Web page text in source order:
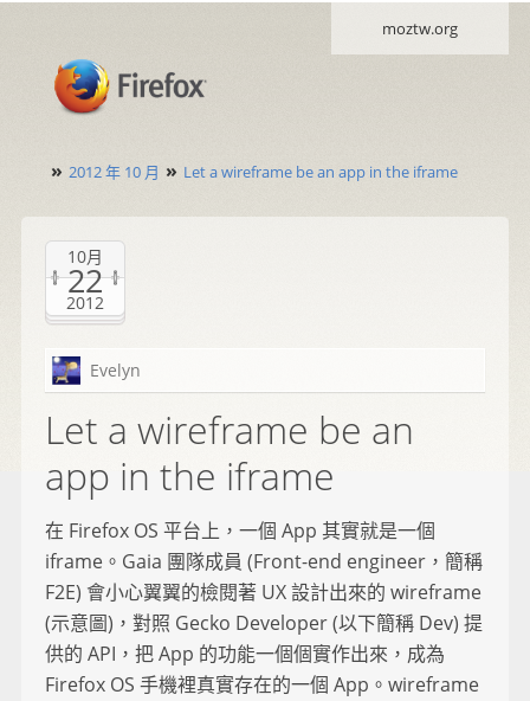
moztw.org
» 2012 年 10 月 » Let a wireframe be an app in the iframe
10月
22
2012
Evelyn
Let a wireframe be an
app in the iframe
在 Firefox OS 平台上，一個 App 其實就是一個
iframe。Gaia 團隊成員 (Front-end engineer，簡稱
F2E) 會小心翼翼的檢閱著 UX 設計出來的 wireframe
(示意圖)，對照 Gecko Developer (以下簡稱 Dev) 提
供的 API，把 App 的功能一個個實作出來，成為
Firefox OS 手機裡真實存在的一個 App。wireframe